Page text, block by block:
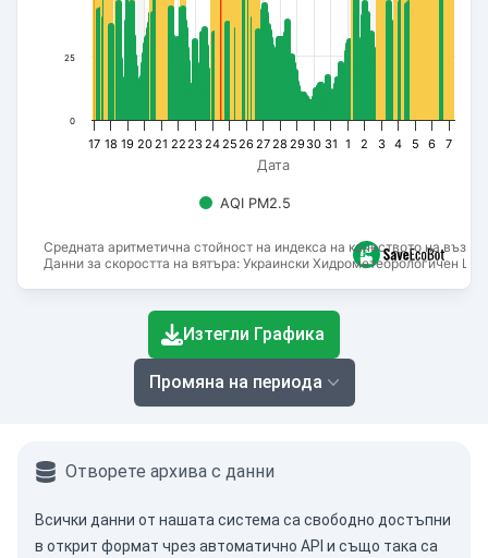
Средната аритметична стойност на индекса на качеството на
Данни за скоростта на вятъра: Украински Хидрометеорологичен
Дата
AQI PM2.5
18 20 22 24 26 28 30 1 3 5 7
17 19 21 23 25 27 29 31 2 4 6
0
25
End of interactive chart.
Изтегли Графика
Промяна на периода
Отворете архива с данни
Всички данни от нашата система са свободно достъпни
в открит формат чрез автоматично API и също така са